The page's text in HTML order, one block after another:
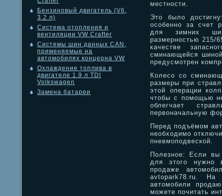
Бензиновый двигатель (V6,
3.2 л)
Система отопления и
вентиляции VW Crafter
Системы шин данных CAN,
применяемые на
автомобилях концерна VW
Охлаждение топлива в
двигателе 1.9 л TDI
Volkswagen
Замена батареи
местности.
Это было
особенно за счет
для зимних
размерностью 215/
качестве
сминающейся
предусмотрен
Колесо со
размеры при
этой операции
чтобы с помощью
облегчает
первоначальную
Перед подъёмом
необходимо
пневмоподвеской.
Полезное: Если
для этого нужно
продаже
avtopark78.ru. На
автомобили
можете почитать